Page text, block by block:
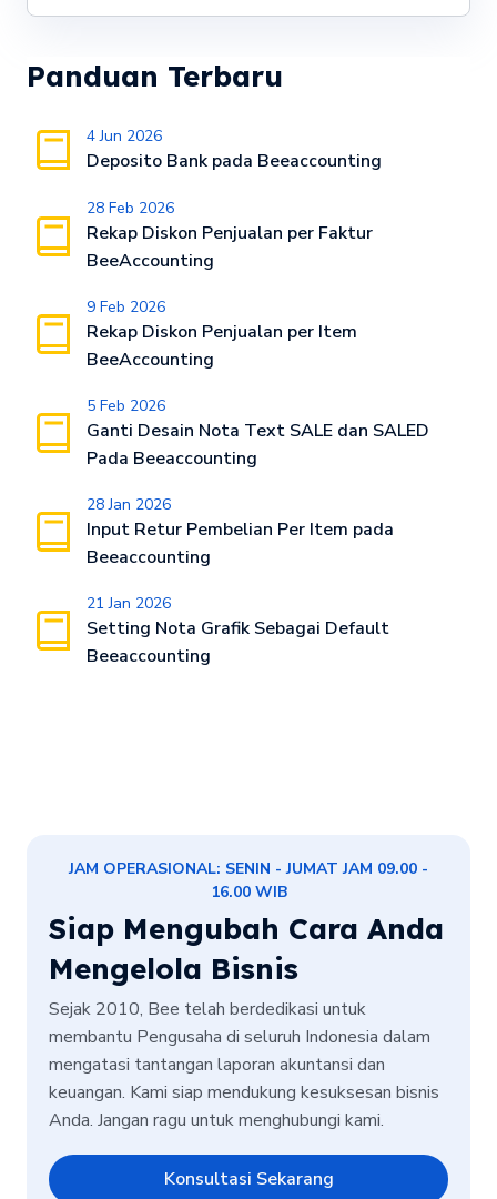
Panduan Terbaru
4 Jun 2026
Deposito Bank pada Beeaccounting
28 Feb 2026
Rekap Diskon Penjualan per Faktur
BeeAccounting
9 Feb 2026
Rekap Diskon Penjualan per Item
BeeAccounting
5 Feb 2026
Ganti Desain Nota Text SALE dan SALED
Pada Beeaccounting
28 Jan 2026
Input Retur Pembelian Per Item pada
Beeaccounting
21 Jan 2026
Setting Nota Grafik Sebagai Default
Beeaccounting
JAM OPERASIONAL: SENIN - JUMAT JAM 09.00 -
16.00 WIB
Siap Mengubah Cara Anda
Mengelola Bisnis
Sejak 2010, Bee telah berdedikasi untuk
membantu Pengusaha di seluruh Indonesia dalam
mengatasi tantangan laporan akuntansi dan
keuangan. Kami siap mendukung kesuksesan bisnis
Anda. Jangan ragu untuk menghubungi kami.
Konsultasi Sekarang